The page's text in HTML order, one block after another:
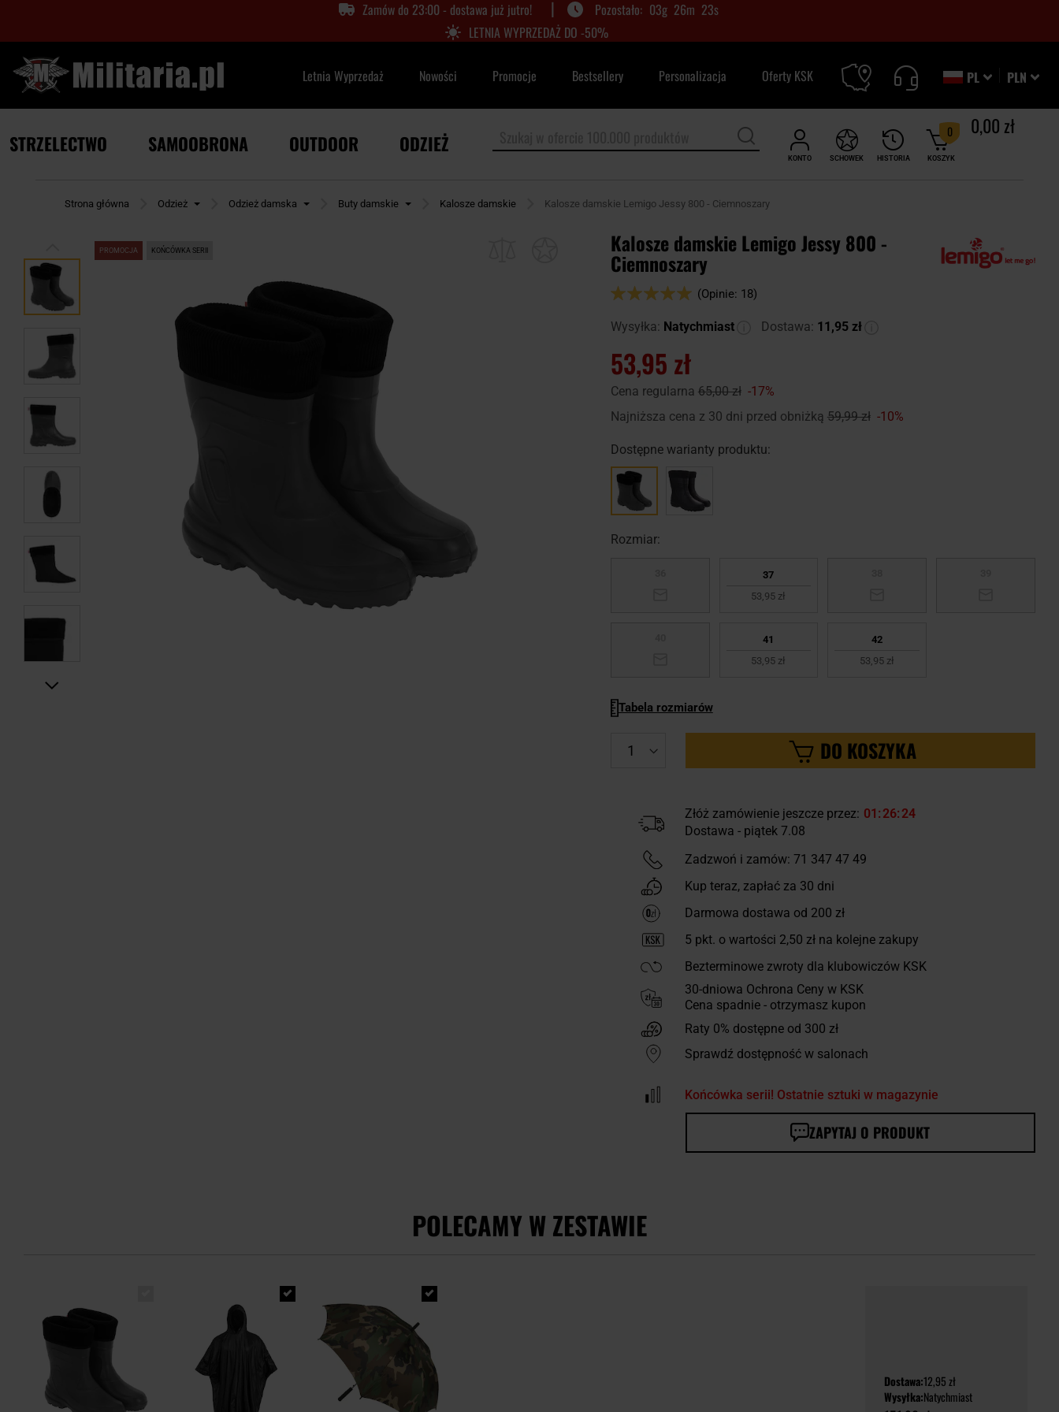
Zamów do 23:00 - dostawa już jutro! | 03g 26m 23s
LETNIA WYPRZEDAŻ DO -50%
PLN
PL
Letnia Wyprzedaż Nowości Promocje Bestsellery Personalizacja Oferty KSK
KONTO HISTORIA
SCHOWEK KOSZYK
0 0,00 zł
STRZELECTWO SAMOOBRONA OUTDOOR ODZIEŻ
Strona główna Odzież Odzież damska Buty damskie Kalosze damskie Kalosze damskie Lemigo Jessy 800 - Ciemnoszary
PROMOCJA KOŃCÓWKA SERII Kalosze damskie Lemigo Jessy 800 -
Ciemnoszary
Ocena:
(Opinie: 18)
Wysyłka: Natychmiast Dostawa: 11,95 zł
53,95 zł
Cena regularna 65,00 zł -17%
Najniższa cena z 30 dni przed obniżką 59,99 zł -10%
Dostępne warianty produktu:
Rozmiar:
37
53,95 zł
41
53,95 zł
42
53,95 zł
Tabela rozmiarów
DO KOSZYKA
Złóż zamówienie jeszcze przez: 01 26 23
Dostawa - piątek 7.08
Zadzwoń i zamów: 71 347 47 49
Kup teraz, zapłać za 30 dni
Darmowa dostawa od 200 zł
5 pkt. o wartości 2,50 złna kolejne zakupy
Bezterminowe zwroty dla klubowiczów KSK
30-dniowa Ochrona Ceny w KSK
Cena spadnie - otrzymasz kupon
Raty 0% dostępne od 300 zł
Sprawdź dostępność w salonach
Końcówka serii! Ostatnie sztuki w magazynie
ZAPYTAJ O PRODUKT
POLECAMY W ZESTAWIE
Dostawa:12,95 zł
Wysyłka:Natychmiast